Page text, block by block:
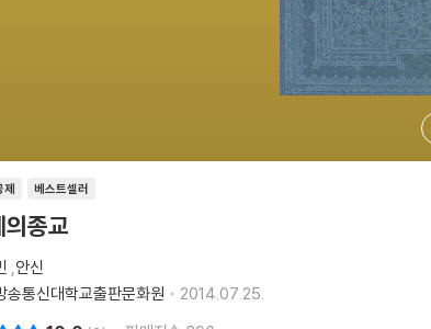
제 베스트셀러
의종교
,안신
송통신대학교출판문화원
2014.07.25.